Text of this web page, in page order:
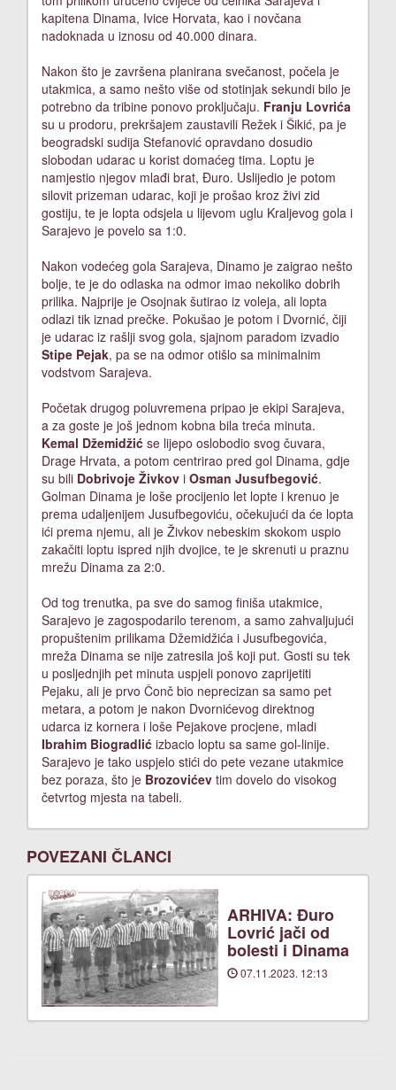
kapitena Dinama, Ivice Horvata, kao i novčana
nadoknada u iznosu od 40.000 dinara.
Nakon što je završena planirana svečanost, počela je
utakmica, a samo nešto više od stotinjak sekundi bilo je
potrebno da tribine ponovo proključaju. Franju Lovrića
su u prodoru, prekršajem zaustavili Režek i Šikić, pa je
beogradski sudija Stefanović opravdano dosudio
slobodan udarac u korist domaćeg tima. Loptu je
namjestio njegov mlađi brat, Đuro. Uslijedio je potom
silovit prizeman udarac, koji je prošao kroz živi zid
gostiju, te je lopta odsjela u lijevom uglu Kraljevog gola i
Sarajevo je povelo sa 1:0.
Nakon vodećeg gola Sarajeva, Dinamo je zaigrao nešto
bolje, te je do odlaska na odmor imao nekoliko dobrih
prilika. Najprije je Osojnak šutirao iz voleja, ali lopta
odlazi tik iznad prečke. Pokušao je potom i Dvornić, čiji
je udarac iz rašlji svog gola, sjajnom paradom izvadio
Stipe Pejak, pa se na odmor otišlo sa minimalnim
vodstvom Sarajeva.
Početak drugog poluvremena pripao je ekipi Sarajeva,
a za goste je još jednom kobna bila treća minuta.
Kemal Džemidžić se lijepo oslobodio svog čuvara,
Drage Hrvata, a potom centrirao pred gol Dinama, gdje
su bili Dobrivoje Živkov i Osman Jusufbegović.
Golman Dinama je loše procijenio let lopte i krenuo je
prema udaljenijem Jusufbegoviću, očekujući da će lopta
ići prema njemu, ali je Živkov nebeskim skokom uspio
zakačiti loptu ispred njih dvojice, te je skrenuti u praznu
mrežu Dinama za 2:0.
Od tog trenutka, pa sve do samog finiša utakmice,
Sarajevo je zagospodarilo terenom, a samo zahvaljujući
propuštenim prilikama Džemidžića i Jusufbegovića,
mreža Dinama se nije zatresila još koji put. Gosti su tek
u posljednjih pet minuta uspjeli ponovo zaprijetiti
Pejaku, ali je prvo Čonč bio neprecizan sa samo pet
metara, a potom je nakon Dvornićevog direktnog
udarca iz kornera i loše Pejakove procjene, mladi
Ibrahim Biogradlić izbacio loptu sa same gol-linije.
Sarajevo je tako uspjelo stići do pete vezane utakmice
bez poraza, što je Brozovićev tim dovelo do visokog
četvrtog mjesta na tabeli.
POVEZANI ČLANCI
ARHIVA: Đuro
Lovrić jači od
bolesti i Dinama
07.11.2023. 12:13